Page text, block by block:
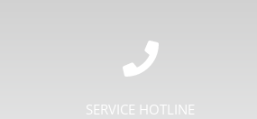
SERVICE HOTLINE
18:00 Uhr für Sie da. Unsere Priorität:
Erreichbarkeit und kurze Wartezeiten zu